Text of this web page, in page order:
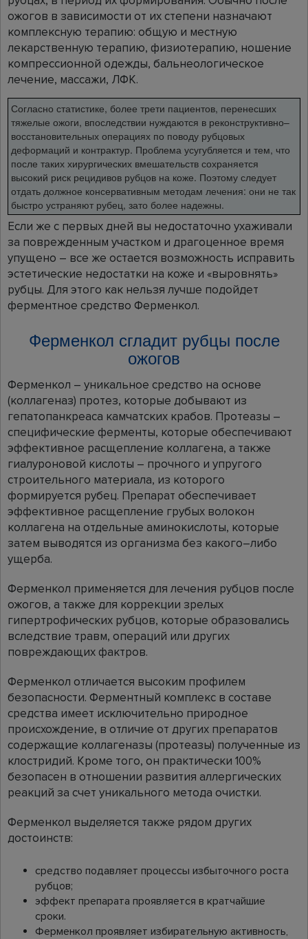
ожогов в зависимости от их степени назначают
комплексную терапию: общую и местную
лекарственную терапию, физиотерапию, ношение
компрессионной одежды, бальнеологическое
лечение, массажи, ЛФК.
Согласно статистике, более трети пациентов, перенесших
тяжелые ожоги, впоследствии нуждаются в реконструктивно–
восстановительных операциях по поводу рубцовых
деформаций и контрактур. Проблема усугубляется и тем, что
после таких хирургических вмешательств сохраняется
высокий риск рецидивов рубцов на коже. Поэтому следует
отдать должное консервативным методам лечения: они не так
быстро устраняют рубец, зато более надежны.
Если же с первых дней вы недостаточно ухаживали
за поврежденным участком и драгоценное время
упущено – все же остается возможность исправить
эстетические недостатки на коже и «выровнять»
рубцы. Для этого как нельзя лучше подойдет
ферментное средство Ферменкол.
Ферменкол сгладит рубцы после
ожогов
Ферменкол – уникальное средство на основе
(коллагеназ) протез, которые добывают из
гепатопанкреаса камчатских крабов. Протеазы –
специфические ферменты, которые обеспечивают
эффективное расщепление коллагена, а также
гиалуроновой кислоты – прочного и упругого
строительного материала, из которого
формируется рубец. Препарат обеспечивает
эффективное расщепление грубых волокон
коллагена на отдельные аминокислоты, которые
затем выводятся из организма без какого–либо
ущерба.
Ферменкол применяется для лечения рубцов после
ожогов, а также для коррекции зрелых
гипертрофических рубцов, которые образовались
вследствие травм, операций или других
повреждающих фактров.
Ферменкол отличается высоким профилем
безопасности. Ферментный комплекс в составе
средства имеет исключительно природное
происхождение, в отличие от других препаратов
содержащие коллагеназы (протеазы) полученные из
клостридий. Кроме того, он практически 100%
безопасен в отношении развития аллергических
реакций за счет уникального метода очистки.
Ферменкол выделяется также рядом других
достоинств:
средство подавляет процессы избыточного роста
рубцов;
эффект препарата проявляется в кратчайшие
сроки.
Ферменкол проявляет избирательную активность,